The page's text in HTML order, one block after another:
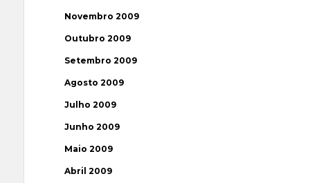
Novembro 2009
Outubro 2009
Setembro 2009
Agosto 2009
Julho 2009
Junho 2009
Maio 2009
Abril 2009